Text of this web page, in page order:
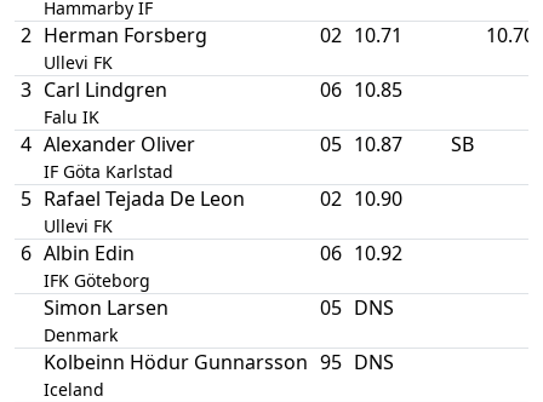
Hammarby IF
2 Herman Forsberg
Ullevi FK
02 10.71
3 Carl Lindgren
Falu IK
06 10.85
4 Alexander Oliver
IF Göta Karlstad
05 10.87 SB
5 Rafael Tejada De Leon
Ullevi FK
02 10.90
6 Albin Edin
IFK Göteborg
06 10.92
Simon Larsen
Denmark
05 DNS
Kolbeinn Hödur Gunnarsson
Iceland
95 DNS